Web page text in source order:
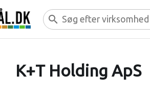
search
K+T Holding ApS